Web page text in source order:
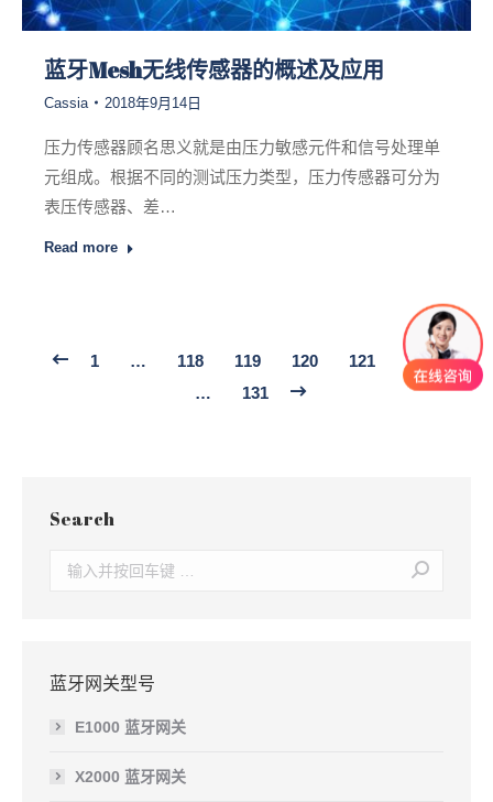
蓝牙Mesh无线传感器的概述及应用
Cassia 2018年9月14日
压力传感器顾名思义就是由压力敏感元件和信号处理单
元组成。根据不同的测试压力类型，压力传感器可分为
表压传感器、差…
Read more
1 … 118 119 120 121
122
…
131
Search
Search:
蓝牙网关型号
E1000 蓝牙网关
X2000 蓝牙网关